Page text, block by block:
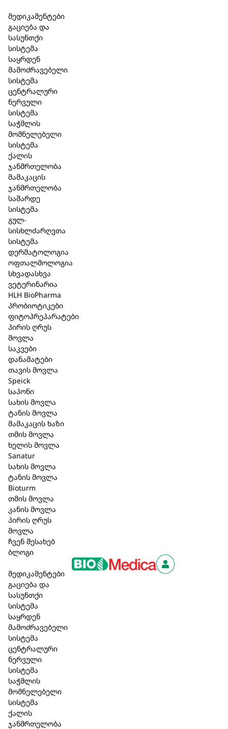
მედიკამენტები
გაციება და
სასუნთქი
სისტემა
საყრდენ
მამოძრავებელი
სისტემა
ცენტრალური
ნერვული
სისტემა
საჭმლის
მომნელებელი
სისტემა
ქალის
ჯანმრთელობა
მამაკაცის
ჯანმრთელობა
საშარდე
სისტემა
გულ-
სისხლძარღვთა
სისტემა
დერმატოლოგია
ოფთალმოლოგია
სხვადასხვა
ვეტერინარია
HLH BioPharma
პრობიოტიკები
ფიტოპრეპარატები
პირის ღრუს
მოვლა
საკვები
დანამატები
თავის მოვლა
Speick
საპონი
სახის მოვლა
ტანის მოვლა
მამაკაცის ხაზი
თმის მოვლა
ხელის მოვლა
Sanatur
სახის მოვლა
ტანის მოვლა
Bioturm
თმის მოვლა
კანის მოვლა
პირის ღრუს
მოვლა
ჩვენ შესახებ
ბლოგი
მედიკამენტები
გაციება და
სასუნთქი
სისტემა
საყრდენ
მამოძრავებელი
სისტემა
ცენტრალური
ნერვული
სისტემა
საჭმლის
მომნელებელი
სისტემა
ქალის
ჯანმრთელობა
შპაიკი საპონი შხაპისათვის
(ტყის მცენარეები) 225 გრ. (578)
კატეგორია:Speick
მოკლე აღწერა
Speick საპონი შექმნილია იმისთვის, რომ
უზრუნველყოს კანის საფუძვლიანი და ნაზი
წმენდა. ის შეიცავს ტყის მცენარეული
ინგრედიენტებს, რაც მას ანიჭებს ბუნებრივ და
სასიამოვნო არომატს. ნაზად აშორებს ჭუჭყს
კანის გამოშრობის გარეშე. შეიცავს უნიკალურ
Speick მცენარის (Valeriana Celtica) ექსტრაქტს.
გამოყენების შემდეგ ტოვებს სუფთა და
განახლების შეგრძნებას. იდეალურია ხელებისა
და ტანის ყოველდღიური მოვლისთვის.
ცივ ან თბილ წყალშიაც კი საპონი ქმნის
კრემისებურ და ნაზ ქაფს.
სერტიფიცირებული ნატურალური კოსმეტიკა
(COSMOS);
არ შეიცავს სინთეზურ სურნელებებსა და
მინერალურ ზეთებს;
არ შეიცავს გლუტენსა და ლაქტოზას;
შეიცავს RSPO სერტიფიცირებულ პალმის
ზეთს;
დერმატოლოგიურად და ალერგოლოგიურად
შემოწმებულია;
ვეგანური.
15,60 ₾
აღწერა